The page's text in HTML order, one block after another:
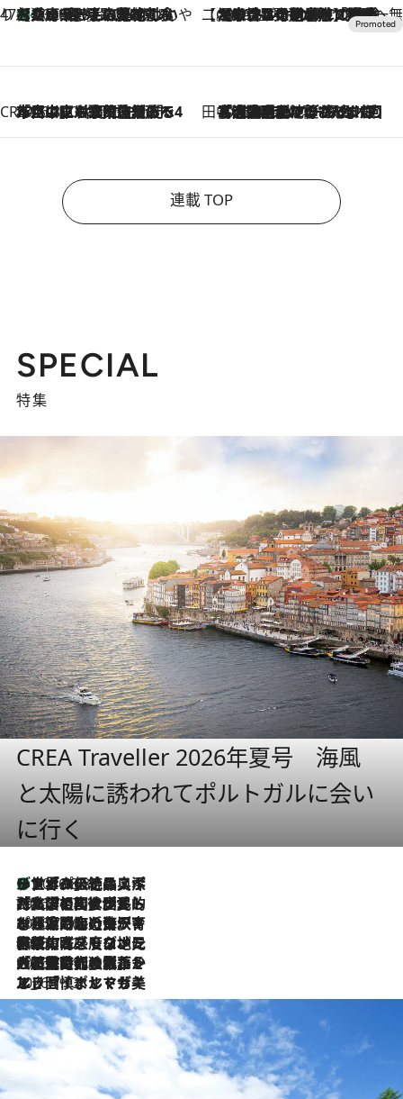
47都道府県の手みやげ ひんやりスイーツで夏を満喫
2026.8.8
【兵庫県】この夏絶対食べたい 冷やしておいしいおやつ3選 淡路島の恵みをジェラートに集約 【CREA×星野リゾート】唯一無二。癒しと発見が待つ場所へ
2026.8.7
【トンボの足水浴】ヒノキの香りに包まれて涼感マックス！約13℃の湧水かけ流しを避暑地「星野温泉 トンボの湯」で体験
CREA'S CHOICE
2026.8.7
「立川にも歌舞伎があるんだよ」 片岡仁左衛門・市川中車ら豪華座組みで4年目の立川立飛歌舞伎へ 田中稲の勝手に再ブーム
2026.8.7
「湘南乃風に憧れて」観客大盛上がりの“タオル回し”に、ラッパー顔負けの高速歌唱まで…さだまさし（74）のアグレッシブすぎる現在地
連載 TOP
SPECIAL
特集
CREA Traveller 2026年夏号 海風
と太陽に誘われてポルトガルに会い
に行く
2026.8.8
リスボンの絶品スイーツ「パステル・デ・ナタ」とは？ポルトガル伝統の奥深い世界へ
2026.7.27
「私の祖国はポルトガル語です」国民的詩人フェルナンド・ペソアと、彼が愛した文学の街を歩く
2026.7.26
ポルトガル近海が育む極上の海の幸。キリリと冷えた白ワインと愉しむ、シーフード専門店の贅沢
2026.7.22
伝統の味をモダンに昇華。高感度な地元客が集う、リスボンの最旬ガストロノミー
2026.7.21
大航海時代の栄華から、震災、独裁、そして革命へ。ポルトガル・首都リスボンの石畳に刻まれた「歴史の光と影」
2026.7.13
エッセイ・ヤマザキマリ「慎ましくも美しき国 ポルトガル」